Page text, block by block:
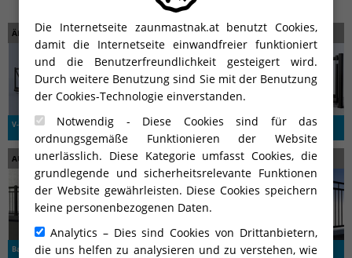
Die Internetseite zaunmastnak.at benutzt Cookies,
damit die Internetseite einwandfreier funktioniert
und die Benutzerfreundlichkeit gesteigert wird.
Durch weitere Benutzung sind Sie mit der Benutzung
der Cookies-Technologie einverstanden.
Notwendig - Diese Cookies sind für das
ordnungsgemäße Funktionieren der Website
unerlässlich. Diese Kategorie umfasst Cookies, die
grundlegende und sicherheitsrelevante Funktionen
der Website gewährleisten. Diese Cookies speichern
keine personenbezogenen Daten.
Analytics – Dies sind Cookies von Drittanbietern,
die uns helfen zu analysieren und zu verstehen, wie
ÄHNLICHE PRODUKTE
V-line ALU-P V-line ALU-K V-line ALU-L2
AUS DERSELBEN LINIE
Balkongeländer Tore Zäune